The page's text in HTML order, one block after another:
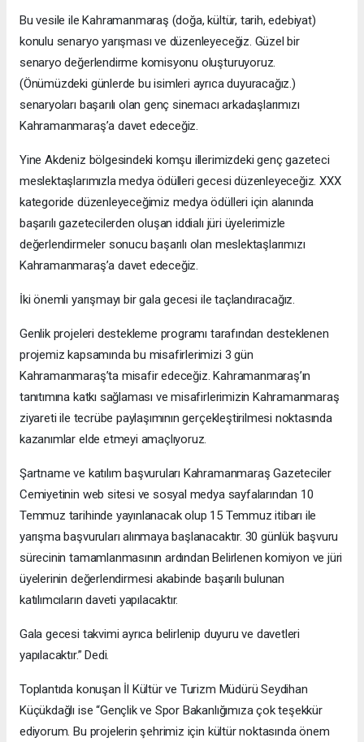
Bu vesile ile Kahramanmaraş (doğa, kültür, tarih, edebiyat)
konulu senaryo yarışması ve düzenleyeceğiz. Güzel bir
senaryo değerlendirme komisyonu oluşturuyoruz.
(Önümüzdeki günlerde bu isimleri ayrıca duyuracağız.)
senaryoları başarılı olan genç sinemacı arkadaşlarımızı
Kahramanmaraş’a davet edeceğiz.
Yine Akdeniz bölgesindeki komşu illerimizdeki genç gazeteci
meslektaşlarımızla medya ödülleri gecesi düzenleyeceğiz. XXX
kategoride düzenleyeceğimiz medya ödülleri için alanında
başarılı gazetecilerden oluşan iddialı jüri üyelerimizle
değerlendirmeler sonucu başarılı olan meslektaşlarımızı
Kahramanmaraş’a davet edeceğiz.
İki önemli yarışmayı bir gala gecesi ile taçlandıracağız.
Genlik projeleri destekleme programı tarafından desteklenen
projemiz kapsamında bu misafirlerimizi 3 gün
Kahramanmaraş’ta misafir edeceğiz. Kahramanmaraş’ın
tanıtımına katkı sağlaması ve misafirlerimizin Kahramanmaraş
ziyareti ile tecrübe paylaşımının gerçekleştirilmesi noktasında
kazanımlar elde etmeyi amaçlıyoruz.
Şartname ve katılım başvuruları Kahramanmaraş Gazeteciler
Cemiyetinin web sitesi ve sosyal medya sayfalarından 10
Temmuz tarihinde yayınlanacak olup 15 Temmuz itibarı ile
yarışma başvuruları alınmaya başlanacaktır. 30 günlük başvuru
sürecinin tamamlanmasının ardından Belirlenen komiyon ve jüri
üyelerinin değerlendirmesi akabinde başarılı bulunan
katılımcıların daveti yapılacaktır.
Gala gecesi takvimi ayrıca belirlenip duyuru ve davetleri
yapılacaktır.” Dedi.
Toplantıda konuşan İl Kültür ve Turizm Müdürü Seydihan
Küçükdağlı ise “Gençlik ve Spor Bakanlığımıza çok teşekkür
ediyorum. Bu projelerin şehrimiz için kültür noktasında önem